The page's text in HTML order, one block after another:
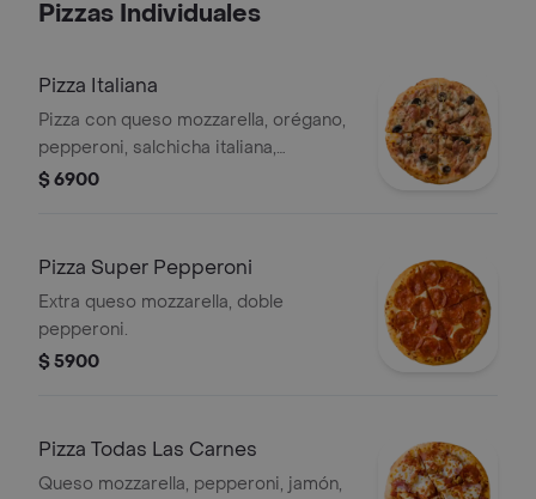
Pizzas Individuales
Pizza Italiana
Pizza con queso mozzarella, orégano,
pepperoni, salchicha italiana,
aceitunas negras y champiñón,
$ 6900
Pizza Super Pepperoni
Extra queso mozzarella, doble
pepperoni.
$ 5900
Pizza Todas Las Carnes
Queso mozzarella, pepperoni, jamón,